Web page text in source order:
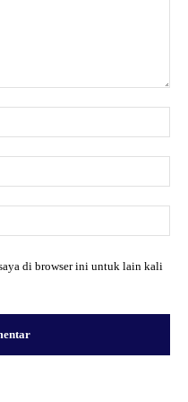
di browser ini untuk lain kali